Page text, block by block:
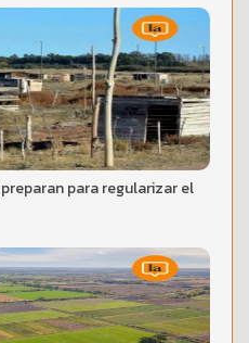
para regularizar el